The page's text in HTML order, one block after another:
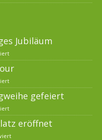
Jubiläum
gefeiert
eröffnet